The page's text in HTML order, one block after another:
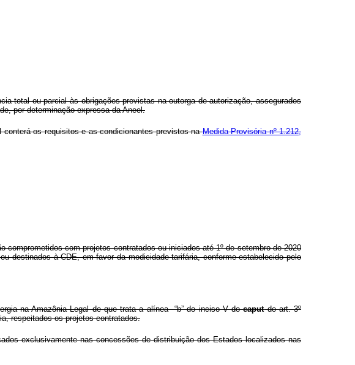
total ou parcial às obrigações previstas na outorga de autorização, assegurados
por determinação expressa da Aneel.
conterá os requisitos e as condicionantes previstos naMedida Provisória nº 1.212,
comprometidos com projetos contratados ou iniciados até 1º de setembro de 2020
destinados à CDE, em favor da modicidade tarifária, conforme estabelecido pelo
na Amazônia Legal de que trata a alínea “b” do inciso V docaputdo art. 3º
respeitados os projetos contratados.
exclusivamente nas concessões de distribuição dos Estados localizados nas